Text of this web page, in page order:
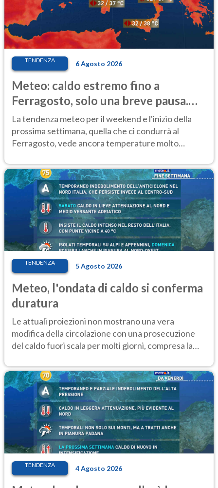
TENDENZA 6 Agosto 2026
Meteo: caldo estremo fino a
Ferragosto, solo una breve pausa.
Ecco dove
La tendenza meteo per il weekend e l'inizio della
prossima settimana, quella che ci condurrà al
Ferragosto, vede ancora temperature molto
TENDENZA 5 Agosto 2026
Meteo, l'ondata di caldo si conferma
duratura
Le attuali proiezioni non mostrano una vera
modifica della circolazione con una prosecuzione
del caldo fuori scala per molti giorni, compresa la
TENDENZA 4 Agosto 2026